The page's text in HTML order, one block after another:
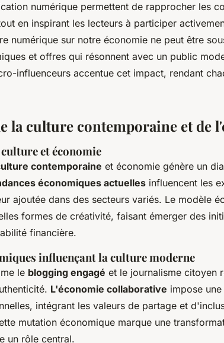
numérique permettent de rapprocher les
en inspirant les lecteurs à participer
numérique sur notre économie ne peut être
et offres qui résonnent avec un public
influenceurs accentue cet impact, rendant
la culture contemporaine et de
et économie
contemporaine et économie génère un
économiques actuelles influencent les
ajoutée dans des secteurs variés. Le modèle
formes de créativité, faisant émerger des
financière.
influençant la culture moderne
le blogging engagé et le journalisme citoyen
L'économie collaborative impose
intégrant les valeurs de partage et
mutation économique marque une
un rôle central.